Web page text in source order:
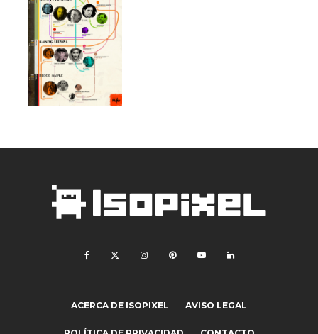
ACERCA DE ISOPIXEL AVISO LEGAL